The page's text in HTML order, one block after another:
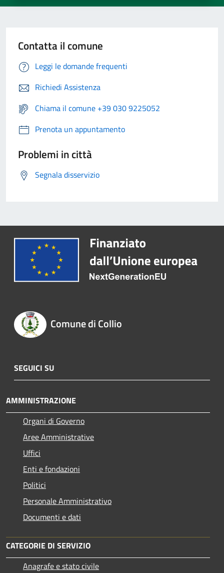
Contatta il comune
Leggi le domande frequenti
Richiedi Assistenza
Chiama il comune +39 030 9225052
Prenota un appuntamento
Problemi in città
Segnala disservizio
Comune di Collio
SEGUICI SU
AMMINISTRAZIONE
Organi di Governo
Aree Amministrative
Uffici
Enti e fondazioni
Politici
Personale Amministrativo
Documenti e dati
CATEGORIE DI SERVIZIO
Anagrafe e stato civile